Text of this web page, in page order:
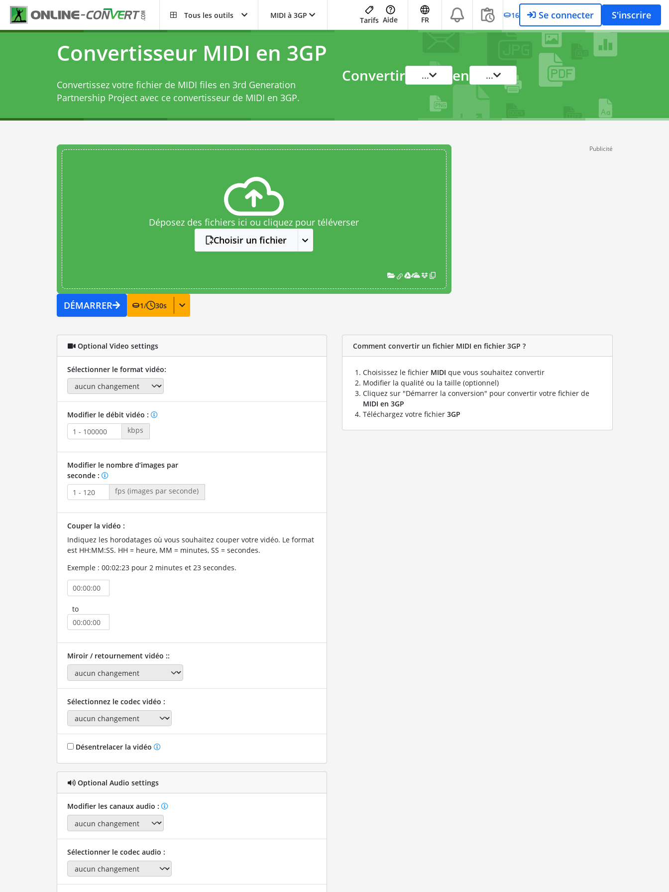
Tous les outils MIDI à 3GP
Tarifs Aide FR 16 Se connecter S'inscrire
Convertisseur MIDI en 3GP
Convertissez votre fichier de MIDI files en 3rd Generation
Partnership Project avec ce convertisseur de MIDI en 3GP.
Convertir ... en ...
Déposez des fichiers ici ou cliquez pour téléverser
Choisir un fichier
DÉMARRER 1/ 30s
Publicité
Optional Video settings
Sélectionner le format vidéo:
Modifier le débit vidéo :
kbps
Modifier le nombre d’images par
seconde :
fps (images par seconde)
Couper la vidéo :
Indiquez les horodatages où vous souhaitez couper votre vidéo. Le format
est HH:MM:SS. HH = heure, MM = minutes, SS = secondes.
Exemple : 00:02:23 pour 2 minutes et 23 secondes.
to
Miroir / retournement vidéo ::
Sélectionnez le codec vidéo :
Désentrelacer la vidéo
Optional Audio settings
Modifier les canaux audio :
Sélectionner le codec audio :
Comment convertir un fichier MIDI en fichier 3GP ?
Choisissez le fichier MIDI que vous souhaitez convertir
Modifier la qualité ou la taille (optionnel)
Cliquez sur "Démarrer la conversion" pour convertir votre fichier de
MIDI en 3GP
Téléchargez votre fichier 3GP